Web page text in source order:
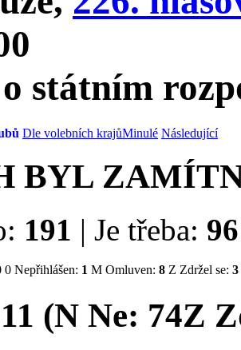
státním
Dle volebních krajůMinulé Následující
BYL
191 | Je třeba: 96
0 Nepřihlášen: 1 M Omluven: 8 Z Zdržel se: 3
(N Ne: 74Z